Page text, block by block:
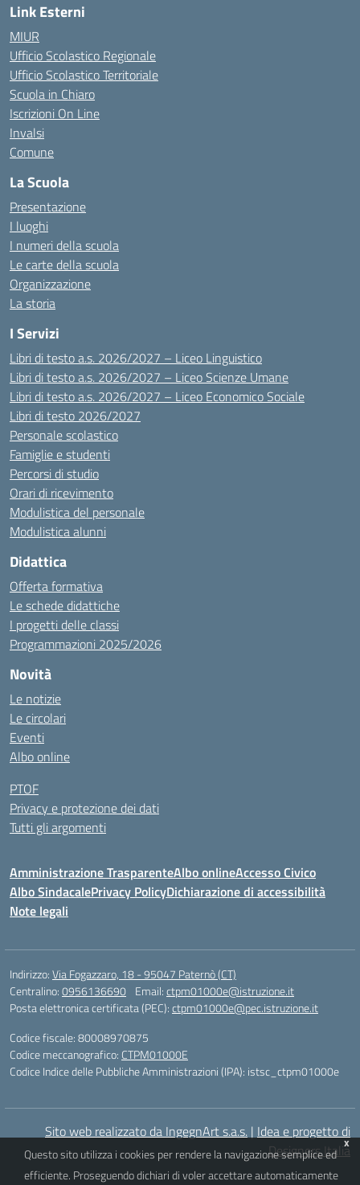
Link Esterni
MIUR
Ufficio Scolastico Regionale
Ufficio Scolastico Territoriale
Scuola in Chiaro
Iscrizioni On Line
Invalsi
Comune
La Scuola
Presentazione
I luoghi
I numeri della scuola
Le carte della scuola
Organizzazione
La storia
I Servizi
Libri di testo a.s. 2026/2027 – Liceo Linguistico
Libri di testo a.s. 2026/2027 – Liceo Scienze Umane
Libri di testo a.s. 2026/2027 – Liceo Economico Sociale
Libri di testo 2026/2027
Personale scolastico
Famiglie e studenti
Percorsi di studio
Orari di ricevimento
Modulistica del personale
Modulistica alunni
Didattica
Offerta formativa
Le schede didattiche
I progetti delle classi
Programmazioni 2025/2026
Novità
Le notizie
Le circolari
Eventi
Albo online
PTOF
Privacy e protezione dei dati
Tutti gli argomenti
Amministrazione TrasparenteAlbo onlineAccesso Civico
Albo SindacalePrivacy PolicyDichiarazione di accessibilità
Note legali
Indirizzo:Via Fogazzaro, 18 - 95047 Paternò (CT)
Centralino:0956136690 Email:ctpm01000e@istruzione.it
Posta elettronica certificata (PEC):ctpm01000e@pec.istruzione.it
Codice fiscale: 80008970875
Codice meccanografico: CTPM01000E
Codice Indice delle Pubbliche Amministrazioni (IPA): istsc_ctpm01000e
Sito web realizzato da IngegnArt s.a.s. | Idea e progetto di
Designers Italia
x
Questo sito utilizza i cookies per rendere la navigazione semplice ed
efficiente. Proseguendo dichiari di voler accettare automaticamente